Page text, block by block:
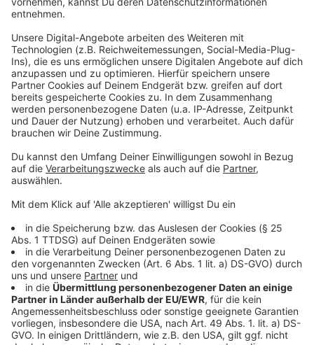
Anzeige
Wir benötigen Ihre
Zustimmung, um den YouTube
Video-Service zu laden!
Wir verwenden einen Service eines
einzubetten. Dieser Service kann
Daten zu Ihren Aktivitäten
sammeln. Bitte lesen Sie die
Details durch und stimmen Sie der
Nutzung des Service zu, um dieses
Video anzusehen.
Mehr Informationen
Eine der ausgekoppelten Singles von Justin